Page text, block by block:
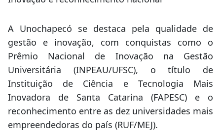
A Unochapecó se destaca pela qualidade de
gestão e inovação, com conquistas como o
Prêmio Nacional de Inovação na Gestão
Universitária (INPEAU/UFSC), o título de
Instituição de Ciência e Tecnologia Mais
Inovadora de Santa Catarina (FAPESC) e o
reconhecimento entre as dez universidades mais
empreendedoras do país (RUF/MEJ).